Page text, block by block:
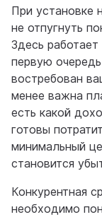
При установке
не отпугнуть
Здесь
первую
востребован
менее важна
есть какой
готовы
минимальный
становится
Конкурентная
необходимо